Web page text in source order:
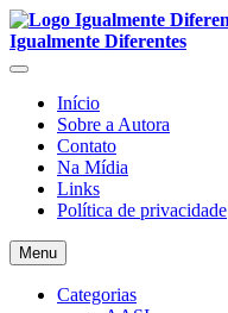
Igualmente Diferentes
Início
Sobre a Autora
Contato
Na Mídia
Links
Política de privacidade
Menu
Categorias